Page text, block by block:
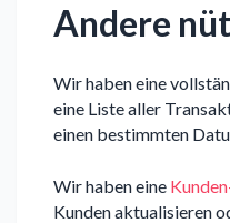
Andere
Wir haben eine
eine Liste aller
einen bestimmten
Wir haben eine
Kunden aktualisieren